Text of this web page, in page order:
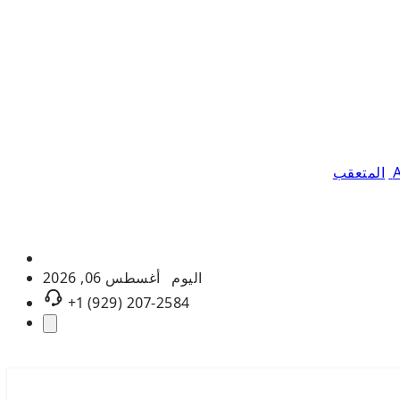
المتعقب
اليوم
أغسطس 06, 2026
+1 (929) 207-2584